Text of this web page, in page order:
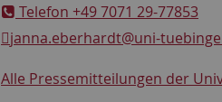
Telefon +49 7071 29-77853
janna.eberhardt@uni-
Alle Pressemitteilungen der